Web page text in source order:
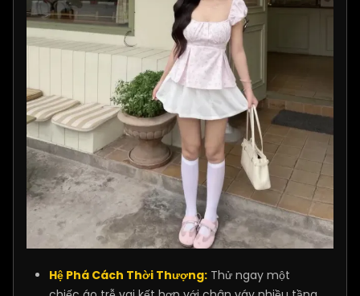
Hệ Phá Cách Thời Thượng: Thử ngay một